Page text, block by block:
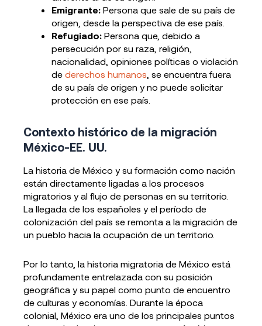
Emigrante: Persona que sale de su país de
origen, desde la perspectiva de ese país.
Refugiado: Persona que, debido a
persecución por su raza, religión,
nacionalidad, opiniones políticas o violación
de derechos humanos , se encuentra fuera
de su país de origen y no puede solicitar
protección en ese país.
Contexto histórico de la migración
México-EE. UU.
La historia de México y su formación como nación
están directamente ligadas a los procesos
migratorios y al flujo de personas en su territorio.
La llegada de los españoles y el período de
colonización del país se remonta a la migración de
un pueblo hacia la ocupación de un territorio.
Por lo tanto, la historia migratoria de México está
profundamente entrelazada con su posición
geográfica y su papel como punto de encuentro
de culturas y economías. Durante la época
colonial, México era uno de los principales puntos